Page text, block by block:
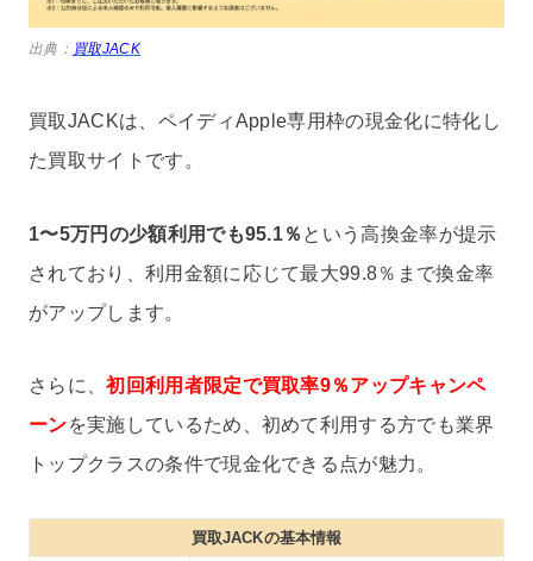
出典： 買取JACK
買取JACKは、ペイディApple専用枠の現金化に特化し
た買取サイトです。
1〜5万円の少額利用でも95.1％ という高換金率が提示
されており、利用金額に応じて最大99.8％まで換金率
がアップします。
さらに、初回利用者限定で買取率9％アップキャンペ
ーンを実施しているため、初めて利用する方でも業界
トップクラスの条件で現金化できる点が魅力。
買取JACKの基本情報